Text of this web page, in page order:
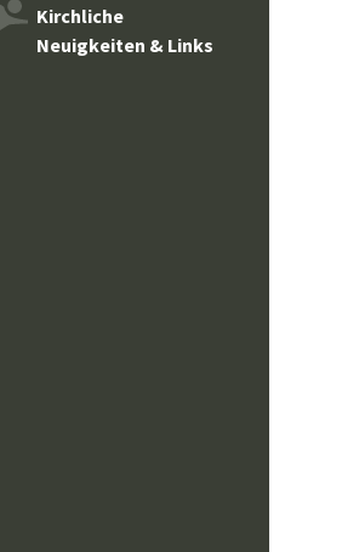
Kirchliche
Neuigkeiten & Links